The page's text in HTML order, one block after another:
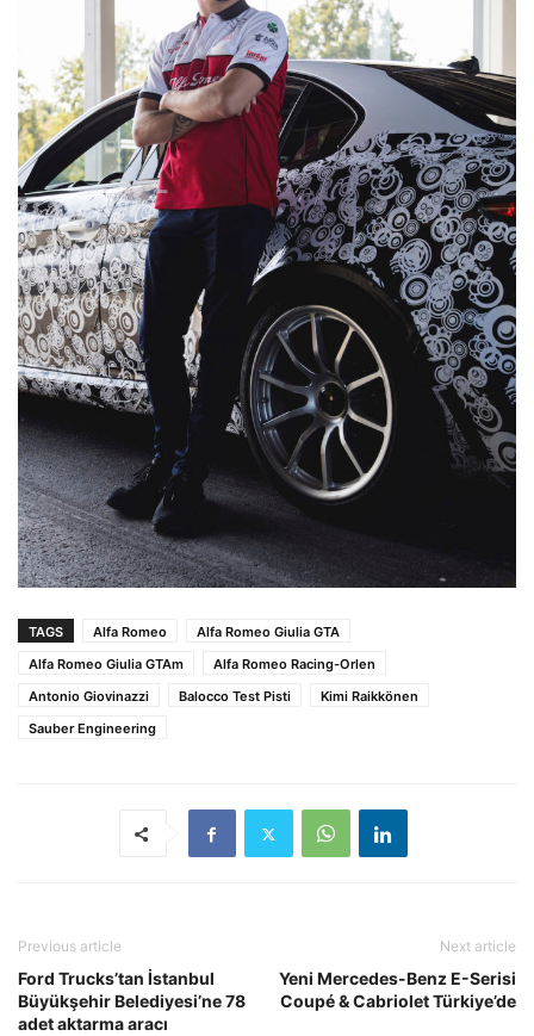
TAGS Alfa Romeo
Alfa Romeo Giulia GTA
Alfa Romeo Giulia GTAm
Alfa Romeo Racing-Orlen
Antonio Giovinazzi
Balocco Test Pisti
Kimi Raikkönen
Sauber Engineering
Previous article
Ford Trucks’tan İstanbul
Büyükşehir Belediyesi’ne 78
adet aktarma aracı
Next article
Yeni Mercedes-Benz E-Serisi
Coupé & Cabriolet Türkiye’de